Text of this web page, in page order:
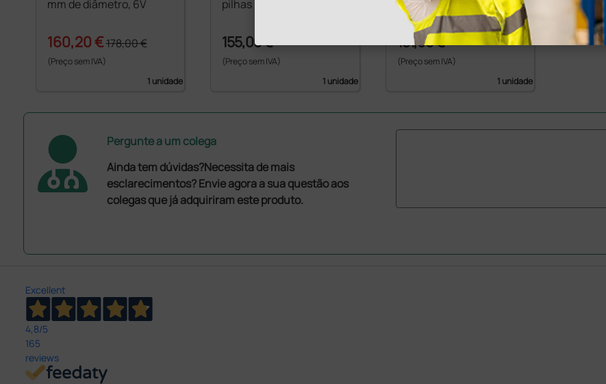
mm de diâmetro, 6V
160,20 €178,00 €
(Preço sem IVA)
1 unidade
pilhas
155,00 €
(Preço sem IVA)
1 unidade
a pilhas
181,00 €
(Preço sem IVA)
1 unidade
Pergunte a um colega
Ainda tem dúvidas?Necessita de mais
esclarecimentos? Envie agora a sua questão aos
colegas que já adquiriram este produto.
Excellent
4,8/5
165
reviews